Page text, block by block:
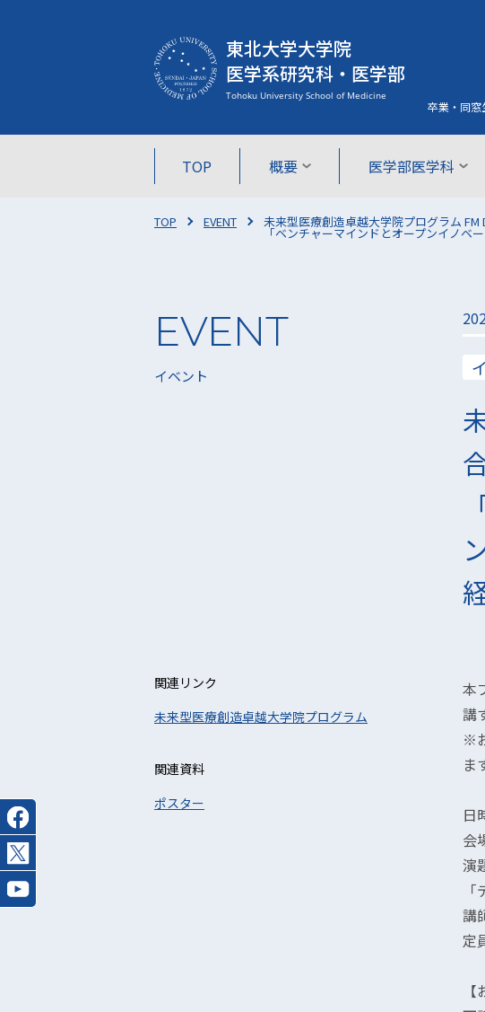
東北大学大学院
医学系研究科・医学部
TOP 概要 医学部医学科
卒業・同窓
TOP EVENT 未来型医療創造卓越大学院プログラム FM
「ベンチャーマインドとオープンイノベ
イベント
本
講
※
ま
日
会
演
講
定
関連リンク
未来型医療創造卓越大学院プログラム
関連資料
ポスター